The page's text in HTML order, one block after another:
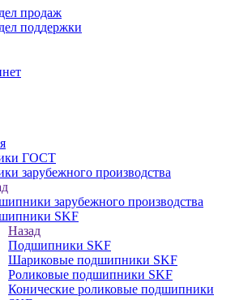
продаж
поддержки
ГОСТ
зарубежного производства
зарубежного производства
SKF
Назад
Подшипники SKF
Шариковые подшипники SKF
Роликовые подшипники SKF
Конические роликовые подшипники